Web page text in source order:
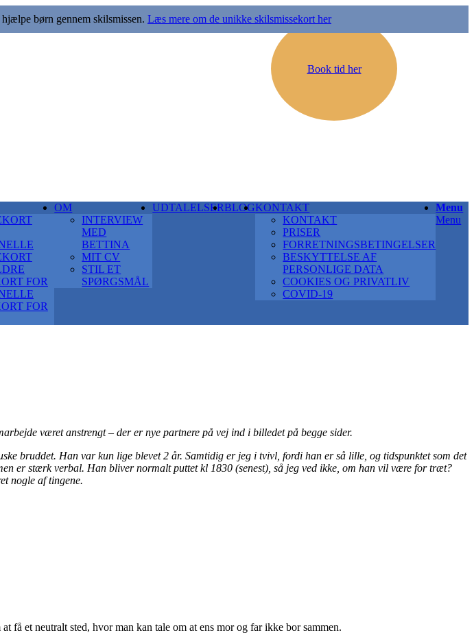
børn gennem skilsmissen. Læs mere om de unikke skilsmissekort her
Book tid her
FOR
FOR
OM
INTERVIEW
MED
BETTINA
MIT CV
STIL ET
SPØRGSMÅL
UDTALELSERBLOGKONTAKT
KONTAKT
PRISER
FORRETNINGSBETINGELSER
BESKYTTELSE AF
PERSONLIGE DATA
COOKIES OG PRIVATLIV
COVID-19
Menu
Menu
været anstrengt – der er nye partnere på vej ind i billedet på begge sider.
bruddet. Han var kun lige blevet 2 år. Samtidig er jeg i tvivl, fordi han er så lille, og tidspunktet som det
er stærk verbal. Han bliver normalt puttet kl 1830 (senest), så jeg ved ikke, om han vil være for træt?
nogle af tingene.
få et neutralt sted, hvor man kan tale om at ens mor og far ikke bor sammen.